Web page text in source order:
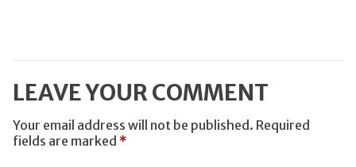
LEAVE YOUR COMMENT
Your email address will not be published. Required
fields are marked *